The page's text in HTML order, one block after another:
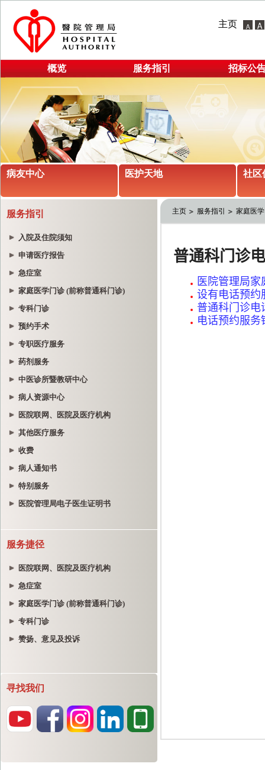
主页
概览 服务指引 招标公
病友中心 医护天地 社区
服务指引
入院及住院须知
申请医疗报告
急症室
家庭医学门诊 (前称普通科门诊)
专科门诊
预约手术
专职医疗服务
药剂服务
中医诊所暨教研中心
病人资源中心
医院联网、医院及医疗机构
其他医疗服务
收费
病人通知书
特别服务
医院管理局电子医生证明书
服务捷径
医院联网、医院及医疗机构
急症室
家庭医学门诊 (前称普通科门诊)
专科门诊
赞扬、意见及投诉
寻找我们
主页 服务指引 家庭医